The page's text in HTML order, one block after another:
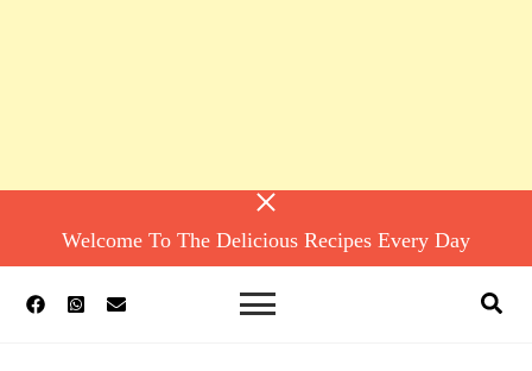
Welcome To The Delicious Recipes Every Day